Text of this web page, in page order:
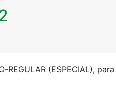
(ESPECIAL),